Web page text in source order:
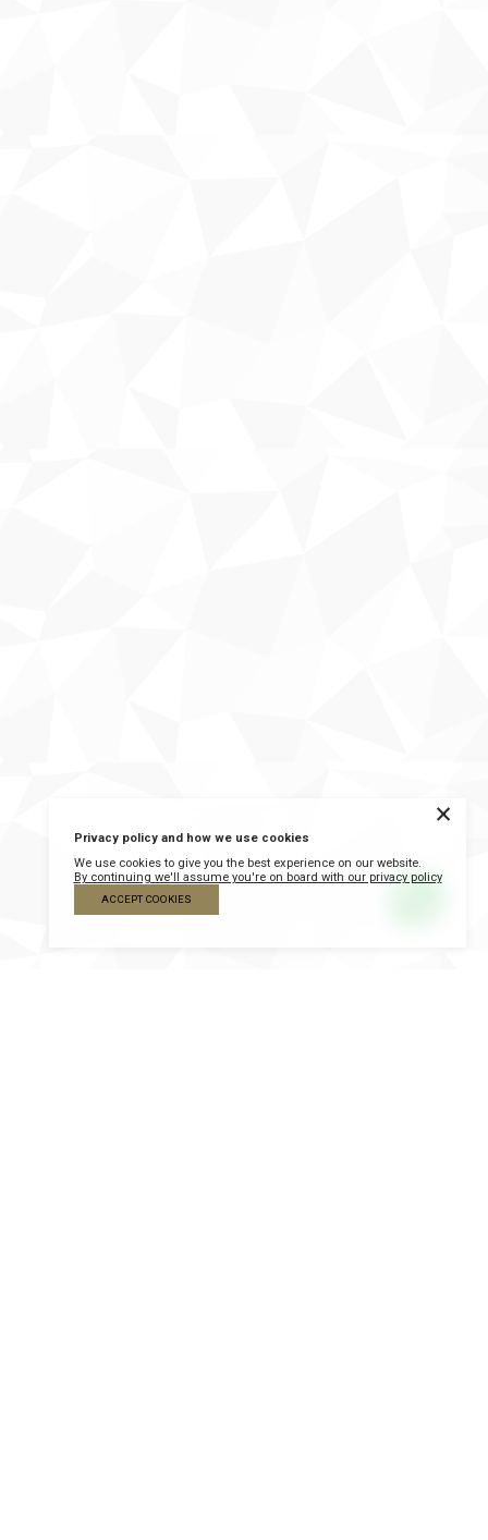
Privacy policy and how we use cookies
We use cookies to give you the best experience on our website.
By continuing we'll assume you're on board with our privacy policy
ACCEPT COOKIES
×